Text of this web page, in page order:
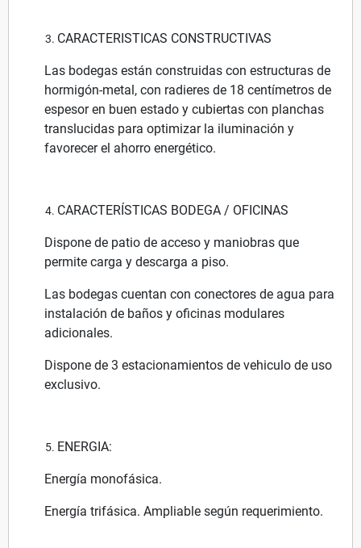
CARACTERISTICAS CONSTRUCTIVAS
Las bodegas están construidas con estructuras de
hormigón-metal, con radieres de 18 centímetros de
espesor en buen estado y cubiertas con planchas
translucidas para optimizar la iluminación y
favorecer el ahorro energético.
CARACTERÍSTICAS BODEGA / OFICINAS
Dispone de patio de acceso y maniobras que
permite carga y descarga a piso.
Las bodegas cuentan con conectores de agua para
instalación de baños y oficinas modulares
adicionales.
Dispone de 3 estacionamientos de vehiculo de uso
exclusivo.
ENERGIA:
Energía monofásica.
Energía trifásica. Ampliable según requerimiento.